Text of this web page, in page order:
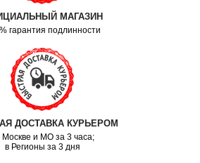
МАГАЗИН
гарантия подлинности
ДОСТАВКА КУРЬЕРОМ
Москве и МО за 3 часа;
в Регионы за 3 дня